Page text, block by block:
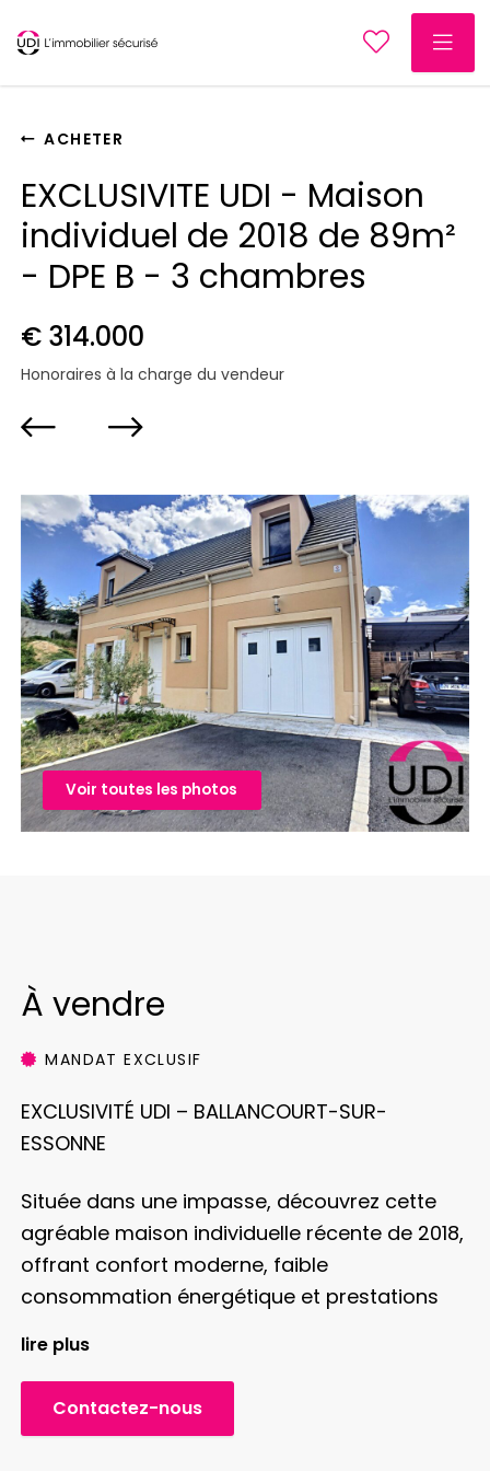
ACHETER
EXCLUSIVITE UDI - Maison
individuel de 2018 de 89m²
- DPE B - 3 chambres
€ 314.000
Honoraires à la charge du vendeur
Voir toutes les photos
À vendre
MANDAT EXCLUSIF
EXCLUSIVITÉ UDI – BALLANCOURT-SUR-
ESSONNE
Située dans une impasse, découvrez cette
agréable maison individuelle récente de 2018,
offrant confort moderne, faible
consommation énergétique et prestations
elle se compose au rez-de-chaussée d’une
belle pièce de vie lumineuse de près de 38 m²
lire plus
Contactez-nous